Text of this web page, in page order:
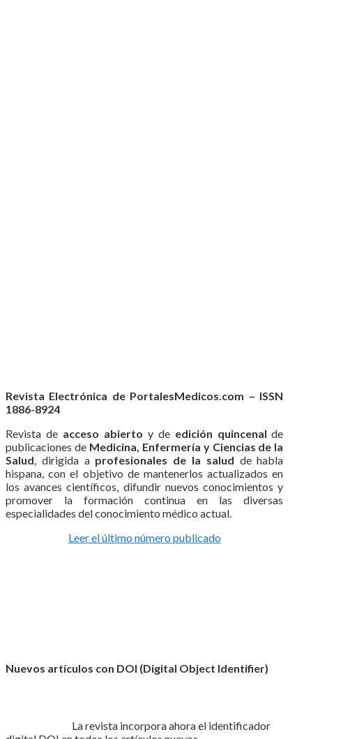
Revista Electrónica de PortalesMedicos.com – ISSN
1886-8924
Revista de acceso abierto y de edición quincenal de
publicaciones de Medicina, Enfermería y Ciencias de la
Salud, dirigida a profesionales de la salud de habla
hispana, con el objetivo de mantenerlos actualizados en
los avances científicos, difundir nuevos conocimientos y
promover la formación continua en las diversas
especialidades del conocimiento médico actual.
Leer el último número publicado
Nuevos artículos con DOI (Digital Object Identifier)
La revista incorpora ahora el identificador